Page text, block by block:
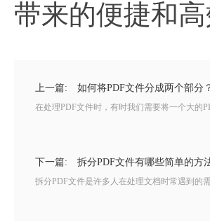
带来的便捷和高
上一篇: 如何将PDF文件分成两个部分
在处理PDF文件时，有时我们需要将一个大的
下一篇: 拆分PDF文件有哪些简单的方
拆分PDF文件是许多人在处理文档时常遇到的